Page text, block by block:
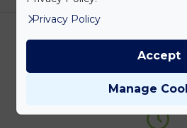
Vásárolj nagyobb mennyiségben és
Privacy Policy
Manage
Accept